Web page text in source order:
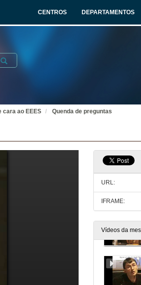
CENTROS DEPARTAMENTOS
Submit
cara ao EEES Quenda de preguntas
URL:
IFRAME:
Vídeos da